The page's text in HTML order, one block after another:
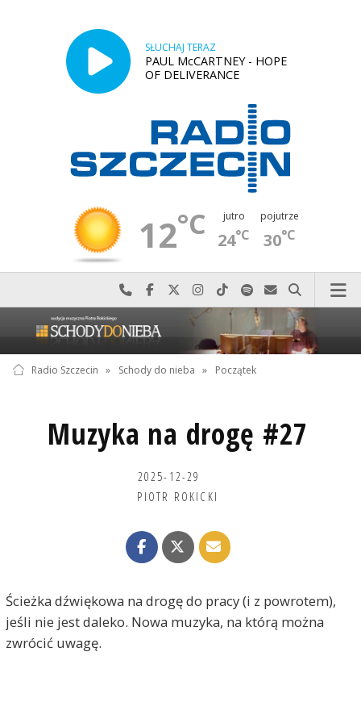
SŁUCHAJ TERAZ
PAUL McCARTNEY - HOPE
OF DELIVERANCE
12°C jutro
24°C
pojutrze
30°C
Najlepiej po prostu do nas zadzwoń
Odwiedź nas na Facebook-u
Odwiedź nas na X
Odwiedź nas na Instagram-ie
Odwiedź nas na TikTok-u
Szukaj nas na Spotify
Wyślij do nas
Szukaj
Radio Szczecin » Schody do nieba » Początek
Muzyka na drogę #27
2025-12-29
PIOTR ROKICKI
Ścieżka dźwiękowa na drogę do pracy (i z powrotem),
jeśli nie jest daleko. Nowa muzyka, na którą można
zwrócić uwagę.